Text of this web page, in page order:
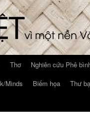
Thơ Nghiên cứu Phê
Minds Biếm họa Thư